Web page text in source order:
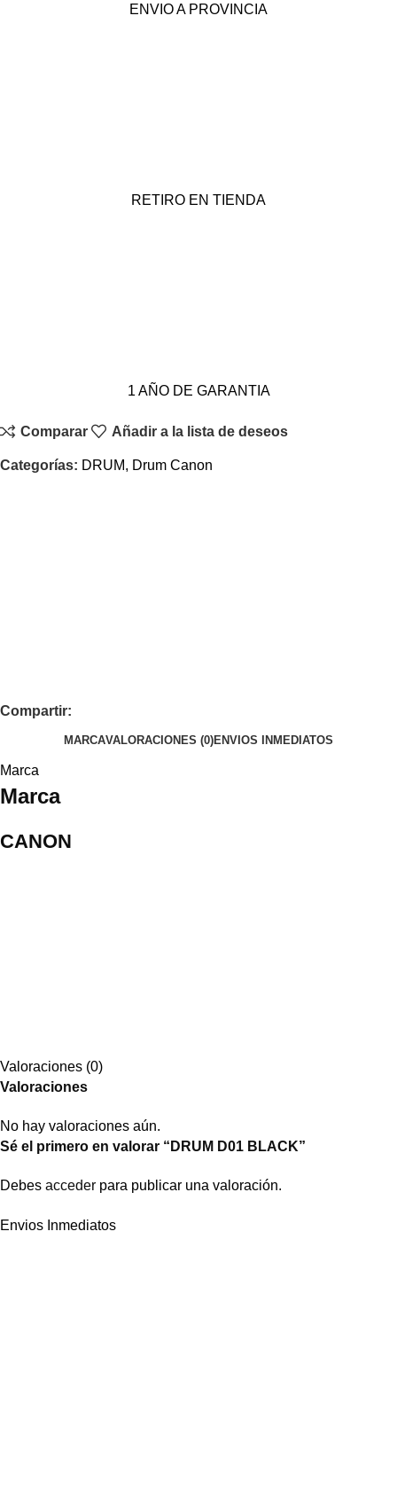
ENVIO A PROVINCIA
RETIRO EN TIENDA
1 AÑO DE GARANTIA
Comparar Añadir a la lista de deseos
Categorías: DRUM, Drum Canon
Compartir:
MARCAVALORACIONES (0)ENVIOS INMEDIATOS
Marca
Marca
CANON
Valoraciones (0)
Valoraciones
No hay valoraciones aún.
Sé el primero en valorar “DRUM D01 BLACK”
Debes acceder para publicar una valoración.
Envios Inmediatos